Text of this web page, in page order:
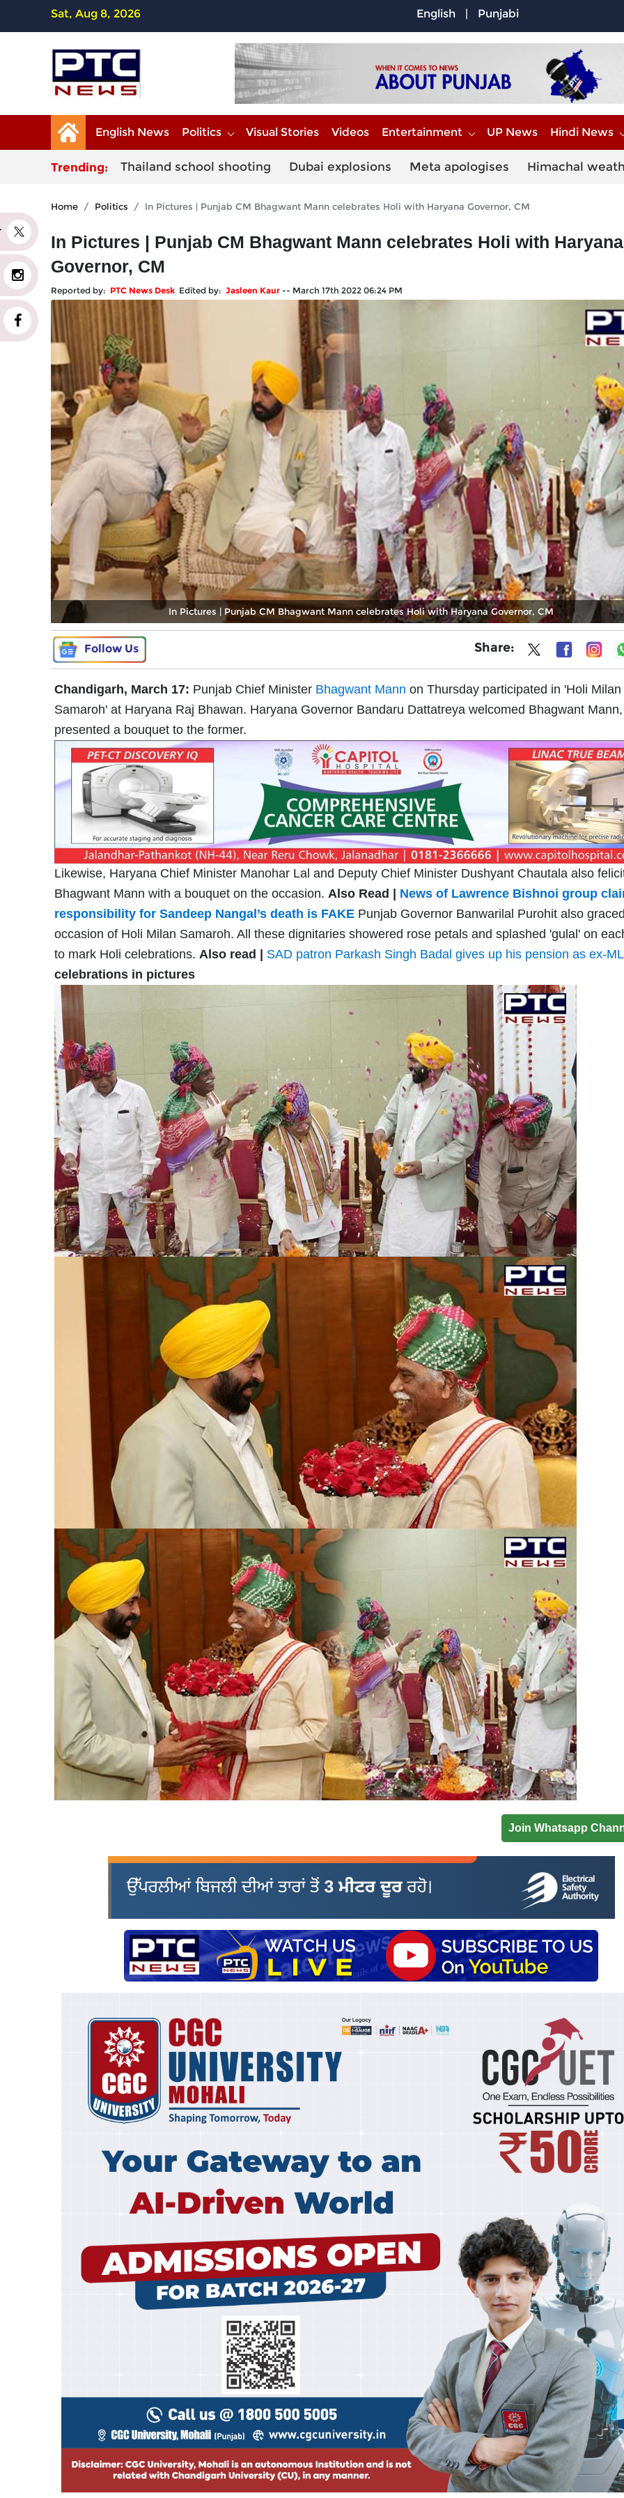
Sat, Aug 8, 2026 English | Punjabi
English News Politics Visual Stories Videos Entertainment UP News Hindi News
Trending: Thailand school shooting Dubai explosions Meta apologises Himachal
Home Politics In Pictures | Punjab CM Bhagwant Mann celebrates Holi with Haryana Governor, CM
In Pictures | Punjab CM Bhagwant Mann celebrates Holi with Haryana
Governor, CM
Reported by: PTC News Desk Edited by: Jasleen Kaur -- March 17th 2022 06:24 PM
In Pictures | Punjab CM Bhagwant Mann celebrates Holi with Haryana Governor, CM
Follow Us Share:
Chandigarh, March 17: Punjab Chief Minister Bhagwant Mann on Thursday participated in 'Holi Milan
Samaroh' at Haryana Raj Bhawan. Haryana Governor Bandaru Dattatreya welcomed Bhagwant
presented a bouquet to the former.
Likewise, Haryana Chief Minister Manohar Lal and Deputy Chief Minister Dushyant Chautala also
Bhagwant Mann with a bouquet on the occasion. Also Read | News of Lawrence Bishnoi group
responsibility for Sandeep Nangal’s death is FAKE Punjab Governor Banwarilal Purohit also
occasion of Holi Milan Samaroh. All these dignitaries showered rose petals and splashed 'gulal' on
to mark Holi celebrations. Also read | SAD patron Parkash Singh Badal gives up his pension as ex-
celebrations in pictures
Join Whatsapp